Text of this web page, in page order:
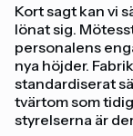
Kort sagt kan vi
lönat sig.
personalens
nya höjder.
standardiserat
tvärtom som
styrelserna är